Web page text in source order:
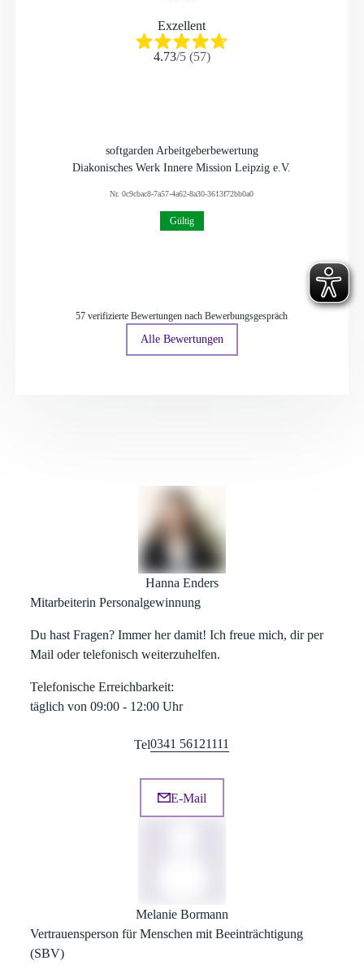
Exzellent
4.73/5(57)
softgarden Arbeitgeberbewertung
Diakonisches Werk Innere Mission Leipzig e.V.
Nr. 0c9cbac8-7a57-4a62-8a30-3613f72bb0a0
Gültig
57 verifizierte Bewertungen nach Bewerbungsgespräch
Alle Bewertungen
Hanna Enders
Mitarbeiterin Personalgewinnung
Du hast Fragen? Immer her damit! Ich freue mich, dir per
Mail oder telefonisch weiterzuhelfen.
Telefonische Erreichbarkeit:
täglich von 09:00 - 12:00 Uhr
Tel0341 56121111
E-Mail
Melanie Bormann
Vertrauensperson für Menschen mit Beeinträchtigung
(SBV)